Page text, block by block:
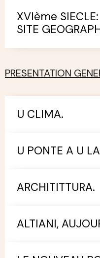
XVIème
SITE
PRESENTATION
U CLIMA.
U PONTE A U
ARCHITITTURA.
ALTIANI,